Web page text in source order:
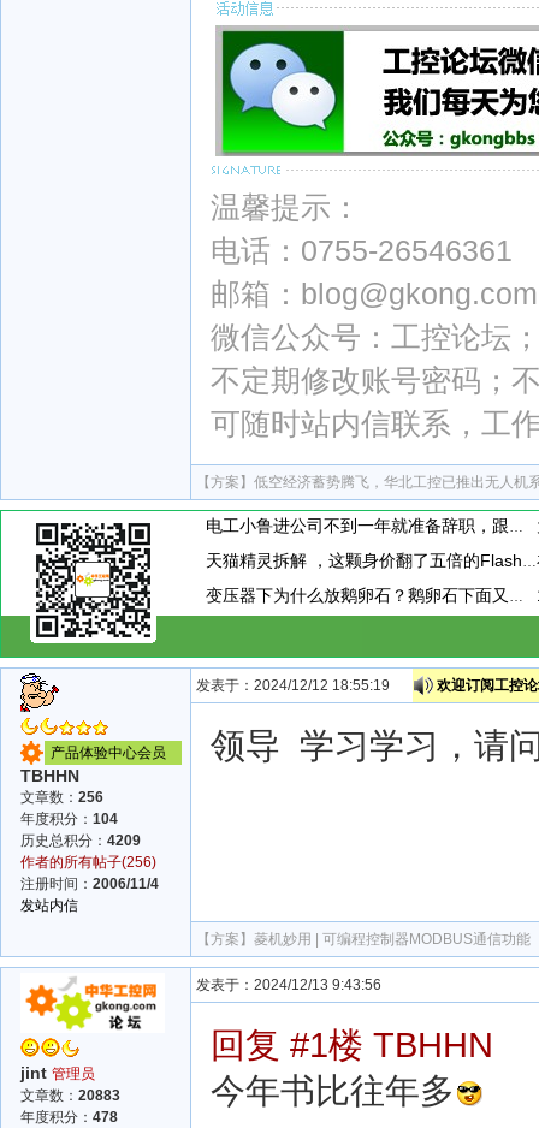
温馨提示：
电话：0755-26546361
邮箱：blog@gkong.com
微信公众号：工控论坛
不定期修改账号密码；
可随时站内信联系，工
【方案】 低空经济蓄势腾飞，华北工控已推出无人机
电工小鲁进公司不到一年就准备辞职，跟他聊天时。他说，现在上班天天混日子，学不到啥东西，准备辞职换工作。这个到底是为啥呢
天猫精灵拆解 ，这颗身价翻了五倍的Flash存储芯片，让我赚到了！
变压器下为什么放鹅卵石？鹅卵石下面又是啥？为什么要有水？
产品体验中心会员
TBHHN
文章数： 256
年度积分： 104
历史总积分： 4209
作者的所有帖子(256)
注册时间： 2006/11/4
发站内信
发表于：2024/12/12 18:55:19 欢迎订阅工控
领导 学习学习，请
【方案】 菱机妙用 | 可编程控制器MODBUS通信功能
jint 管理员
文章数： 20883
年度积分： 478
发表于：2024/12/13 9:43:56
回复 #1楼 TBHHN
今年书比往年多